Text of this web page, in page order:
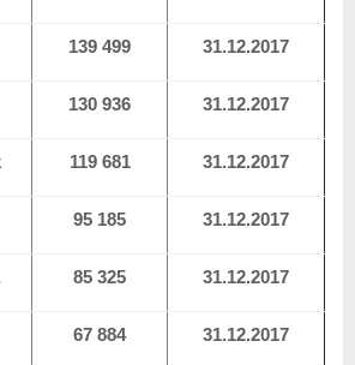
139 499 31.12.2017
130 936 31.12.2017
119 681 31.12.2017
95 185 31.12.2017
85 325 31.12.2017
67 884 31.12.2017